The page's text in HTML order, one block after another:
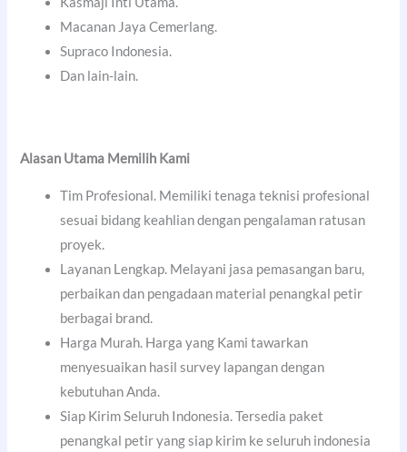
Macanan Jaya Cemerlang.
Supraco Indonesia.
Dan lain-lain.
Alasan Utama Memilih Kami
Tim Profesional. Memiliki tenaga teknisi profesional
sesuai bidang keahlian dengan pengalaman ratusan
proyek.
Layanan Lengkap. Melayani jasa pemasangan baru,
perbaikan dan pengadaan material penangkal petir
berbagai brand.
Harga Murah. Harga yang Kami tawarkan
menyesuaikan hasil survey lapangan dengan
kebutuhan Anda.
Siap Kirim Seluruh Indonesia. Tersedia paket
penangkal petir yang siap kirim ke seluruh indonesia